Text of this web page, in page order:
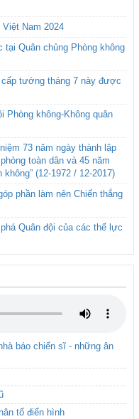
Nam 2024
Quân chủng Phòng không
tướng tháng 7 này được
Phòng không-Không quân
73 năm ngày thành lập
toàn dân và 45 năm
(12-1972 / 12-2017)
phần làm nên Chiến thắng
Quân đội của các thế lực
báo chiến sĩ - những ân
tố điển hình